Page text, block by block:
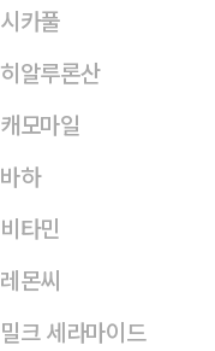
시카풀
히알루론산
캐모마일
바하
비타민
레몬씨
밀크 세라마이드